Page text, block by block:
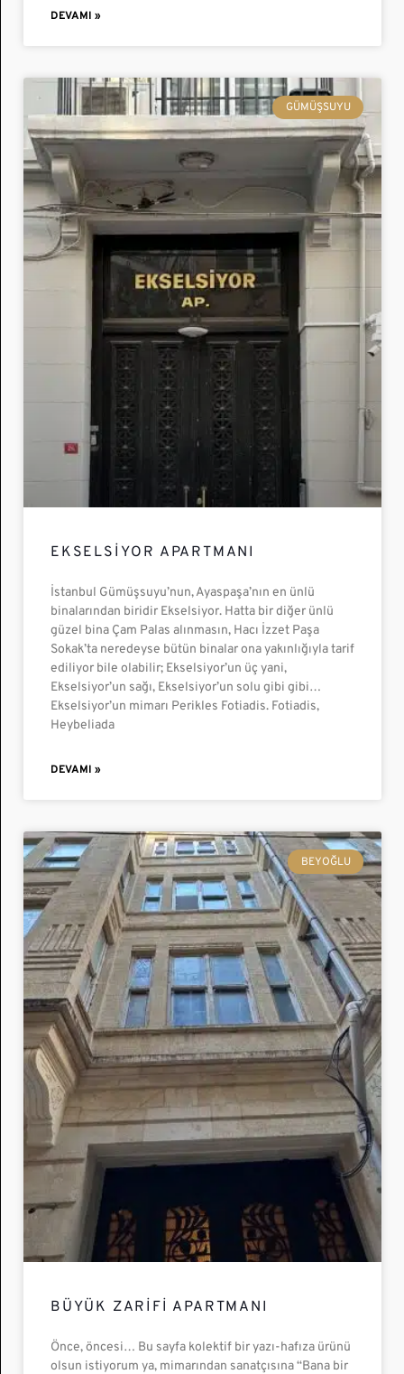
DEVAMI »
GÜMÜŞSUYU
EKSELSIYOR APARTMANI
İstanbul Gümüşsuyu’nun, Ayaspaşa’nın en ünlü
binalarından biridir Ekselsiyor. Hatta bir diğer ünlü
güzel bina Çam Palas alınmasın, Hacı İzzet Paşa
Sokak’ta neredeyse bütün binalar ona yakınlığıyla tarif
ediliyor bile olabilir; Ekselsiyor’un üç yani,
Ekselsiyor’un sağı, Ekselsiyor’un solu gibi gibi…
Ekselsiyor’un mimarı Perikles Fotiadis. Fotiadis,
Heybeliada
DEVAMI »
BEYOĞLU
BÜYÜK ZARIFI APARTMANI
Önce, öncesi… Bu sayfa kolektif bir yazı-hafıza ürünü
olsun istiyorum ya, mimarından sanatçısına “Bana bir